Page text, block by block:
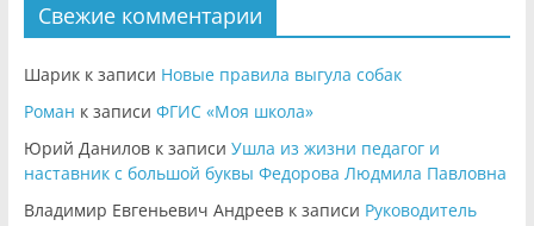
Свежие комментарии
Шарикк записи Новые правила выгула собак
Роман к записи ФГИС «Моя школа»
Юрий Даниловк записи Ушла из жизни педагог и
наставник с большой буквы Федорова Людмила Павловна
Владимир Евгеньевич Андреевк записи Руководитель